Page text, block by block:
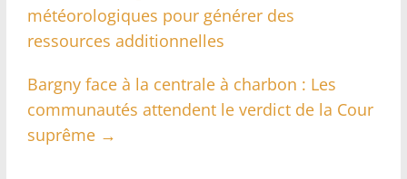
météorologiques pour générer des
ressources additionnelles
Bargny face à la centrale à charbon : Les
communautés attendent le verdict de la Cour
suprême →